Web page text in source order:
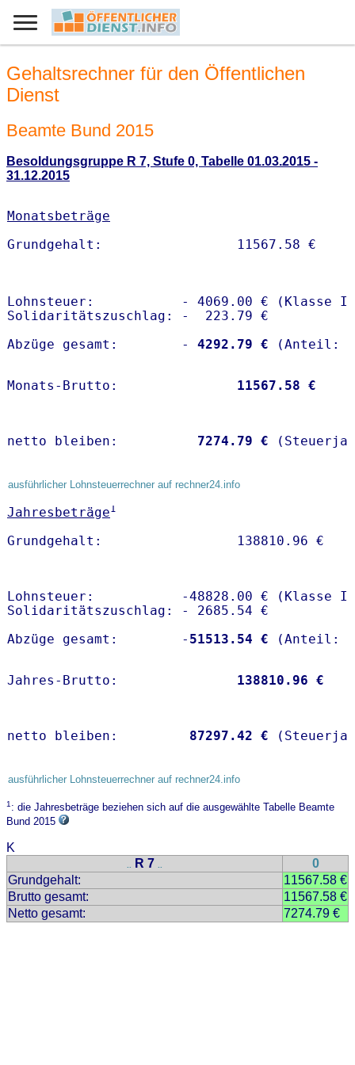
Gehaltsrechner für den Öffentlichen
Dienst
Beamte Bund 2015
Besoldungsgruppe R 7, Stufe 0, Tabelle 01.03.2015 -
31.12.2015
Monatsbeträge
Lohnsteuer:           - 4069.00 € (Klasse I)
Solidaritätszuschlag: -  223.79 €
Abzüge gesamt:        -
4292.79 €
Monats-Brutto: 11567.58 €
netto bleiben: 7274.79 €
ausführlicher Lohnsteuerrechner auf rechner24.info
Jahresbeträge1
Lohnsteuer:           -48828.00 € (Klasse I)
Solidaritätszuschlag: - 2685.54 €
Abzüge gesamt:        - 51513.54 €
Jahres-Brutto: 138810.96 €
netto bleiben: 87297.42 €
ausführlicher Lohnsteuerrechner auf rechner24.info
1: die Jahresbeträge beziehen sich auf die ausgewählte Tabelle Beamte
Bund 2015
K
.. R 7 ..
0
Grundgehalt:
11567.58 €
Brutto gesamt:
11567.58 €
Netto gesamt:
7274.79 €